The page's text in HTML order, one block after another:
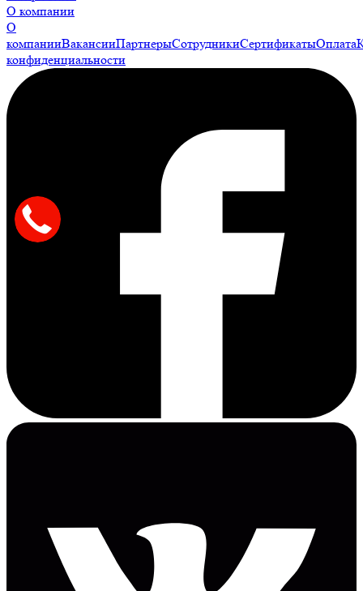
О компании
О
компанииВакансииПартнерыСотрудникиСертификатыОплата
конфиденциальности